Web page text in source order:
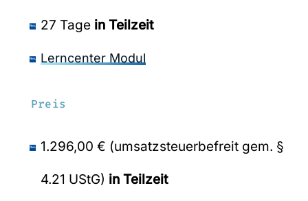
27 Tage in Teilzeit
Lerncenter Modul
Preis
1.296,00 € (umsatzsteuerbefreit gem. §
4.21 UStG) in Teilzeit